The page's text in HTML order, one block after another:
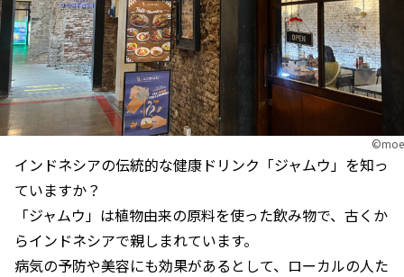
©moe
インドネシアの伝統的な健康ドリンク「ジャムウ」を知っ
ていますか？
「ジャムウ」は植物由来の原料を使った飲み物で、古くか
らインドネシアで親しまれています。
病気の予防や美容にも効果があるとして、ローカルの人た